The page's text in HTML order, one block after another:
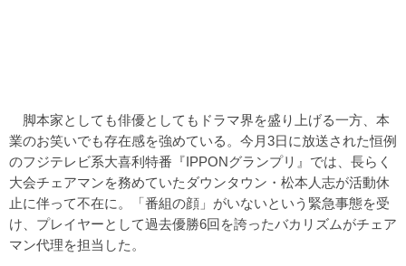
脚本家としても俳優としてもドラマ界を盛り上げる一方、本
業のお笑いでも存在感を強めている。今月3日に放送された恒例
のフジテレビ系大喜利特番『IPPONグランプリ』では、長らく
大会チェアマンを務めていたダウンタウン・松本人志が活動休
止に伴って不在に。「番組の顔」がいないという緊急事態を受
け、プレイヤーとして過去優勝6回を誇ったバカリズムがチェア
マン代理を担当した。